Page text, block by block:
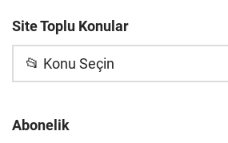
Site Toplu Konular
📂 Konu Seçin
Abonelik